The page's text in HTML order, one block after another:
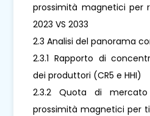
prossimità magnetici per
2023 VS 2033
2.3 Analisi del panorama
2.3.1 Rapporto di
dei produttori (CR5 e HHI)
2.3.2 Quota di
prossimità magnetici per